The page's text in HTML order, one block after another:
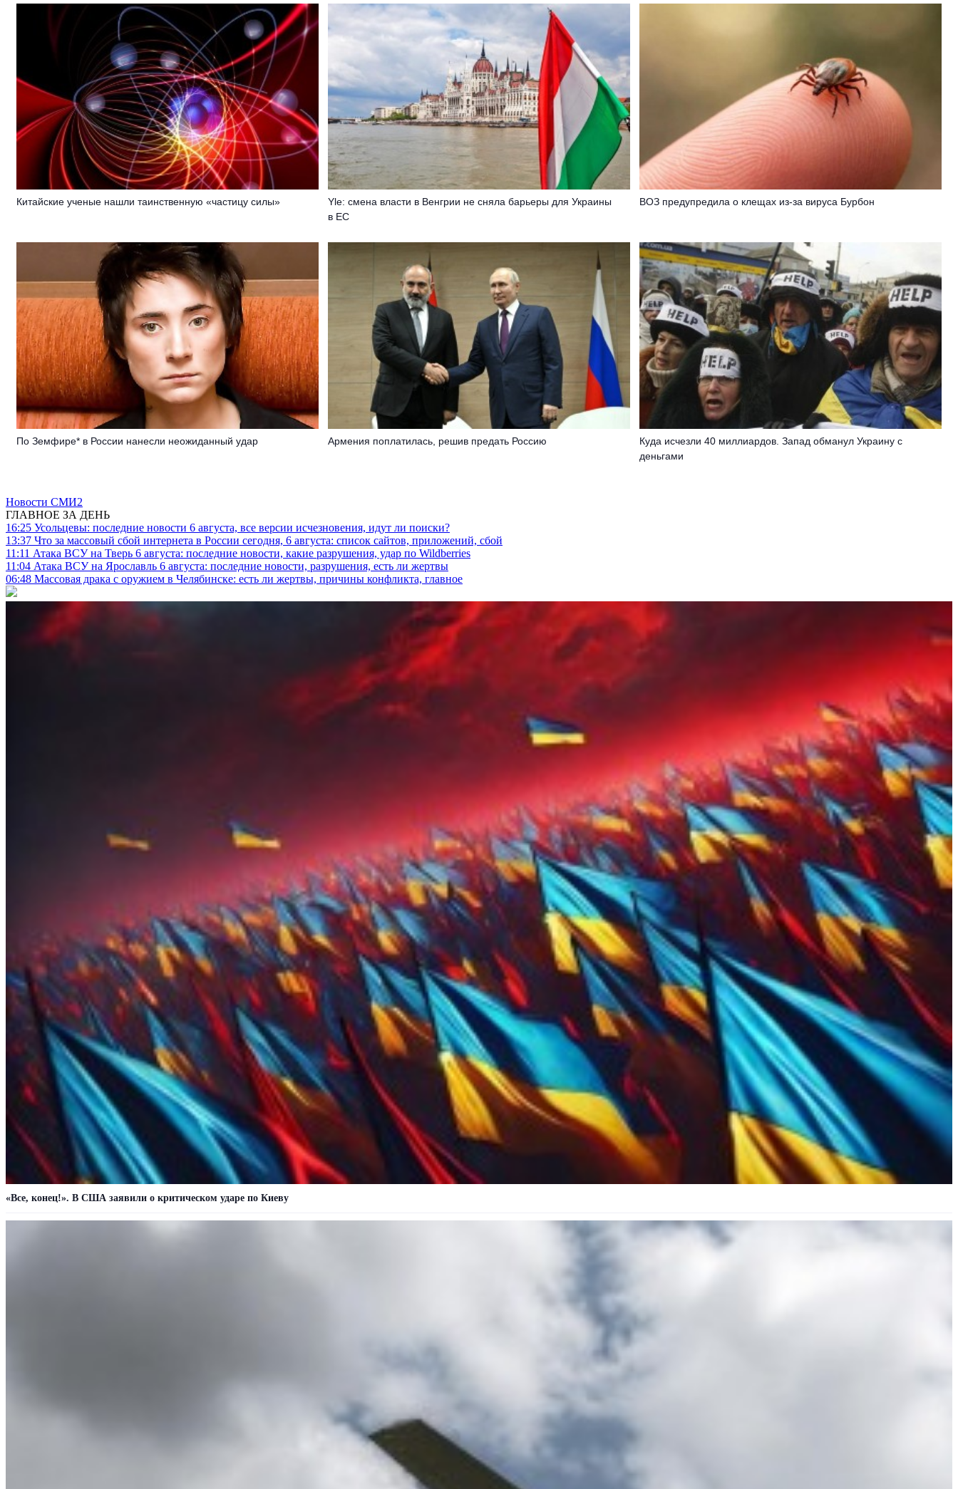
Китайские ученые нашли таинственную «частицу силы»
Yle: смена власти в Венгрии не сняла барьеры для Украины
в ЕС
ВОЗ предупредила о клещах из-за вируса Бурбон
По Земфире* в России нанесли неожиданный удар Армения поплатилась, решив предать Россию
Куда исчезли 40 миллиардов. Запад обманул Украину с
деньгами
Новости СМИ2
ГЛАВНОЕ ЗА ДЕНЬ
16:25 Усольцевы: последние новости 6 августа, все версии исчезновения, идут ли поиски?
13:37 Что за массовый сбой интернета в России сегодня, 6 августа: список сайтов, приложений, сбой
11:11 Атака ВСУ на Тверь 6 августа: последние новости, какие разрушения, удар по Wildberries
11:04 Атака ВСУ на Ярославль 6 августа: последние новости, разрушения, есть ли жертвы
06:48 Массовая драка с оружием в Челябинске: есть ли жертвы, причины конфликта, главное
«Все, конец!». В США заявили о критическом ударе по Киеву